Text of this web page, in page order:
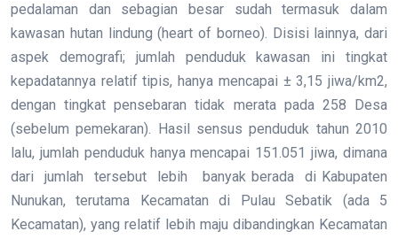
pedalaman dan sebagian besar sudah termasuk dalam
kawasan hutan lindung (heart of borneo). Disisi lainnya, dari
aspek demografi; jumlah penduduk kawasan ini tingkat
kepadatannya relatif tipis, hanya mencapai ± 3,15 jiwa/km2,
dengan tingkat pensebaran tidak merata pada 258 Desa
(sebelum pemekaran). Hasil sensus penduduk tahun 2010
lalu, jumlah penduduk hanya mencapai 151.051 jiwa, dimana
dari jumlah tersebut lebih banyak berada di Kabupaten
Nunukan, terutama Kecamatan di Pulau Sebatik (ada 5
Kecamatan), yang relatif lebih maju dibandingkan Kecamatan